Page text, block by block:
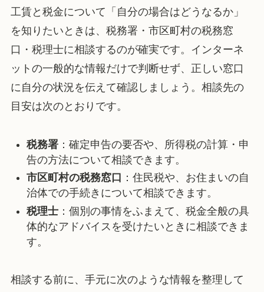
工賃と税金について「自分の場合はどうなるか」
を知りたいときは、税務署・市区町村の税務窓
口・税理士に相談するのが確実です。インターネ
ットの一般的な情報だけで判断せず、正しい窓口
に自分の状況を伝えて確認しましょう。相談先の
目安は次のとおりです。
税務署：確定申告の要否や、所得税の計算・申
告の方法について相談できます。
市区町村の税務窓口 ：住民税や、お住まいの自
治体での手続きについて相談できます。
税理士：個別の事情をふまえて、税金全般の具
体的なアドバイスを受けたいときに相談できま
す。
相談する前に、手元に次のような情報を整理して